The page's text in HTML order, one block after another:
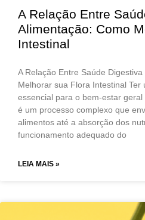
A Relação Entre
Alimentação: Como
Intestinal
A Relação Entre Saúde
Melhorar sua Flora Intestinal Ter
essencial para o bem-estar
é um processo complexo que
alimentos até a absorção dos
funcionamento adequado do
LEIA MAIS »